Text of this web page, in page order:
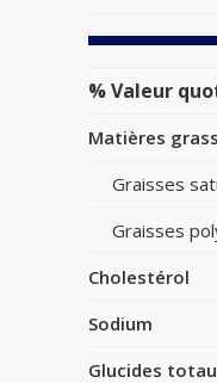
% Valeur
Matières
Graisses
Graisses
Cholestérol
Sodium
Glucides